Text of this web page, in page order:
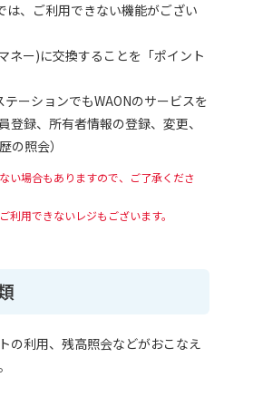
● ●
● ●
● ●
●
● ●
は、ご利用できない機能がござい
ネー)に交換することを「ポイント
ーションでもWAONのサービスを
登録、所有者情報の登録、変更、
の照会）
い場合もありますので、ご了承くださ
利用できないレジもございます。
の利用、残高照会などがおこなえ